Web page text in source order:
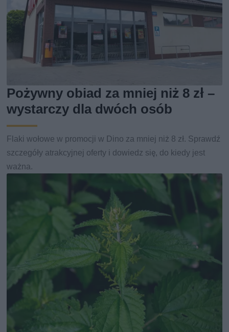
Pożywny obiad za mniej niż 8 zł –
wystarczy dla dwóch osób
Flaki wołowe w promocji w Dino za mniej niż 8 zł. Sprawdź
szczegóły atrakcyjnej oferty i dowiedz się, do kiedy jest
ważna.